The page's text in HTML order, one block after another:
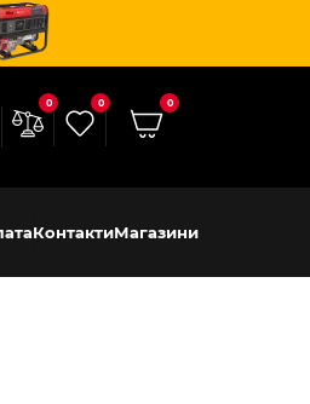
0 0 0
КонтактиМагазини